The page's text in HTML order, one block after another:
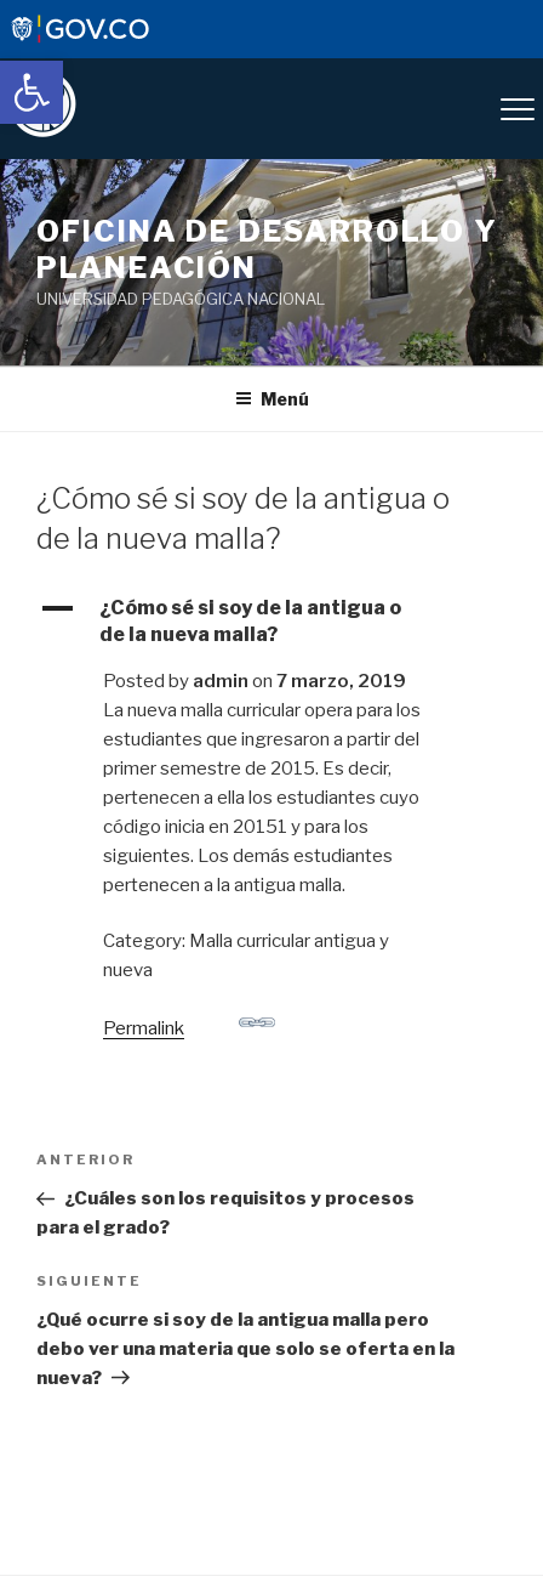
Abrir barra de herramientas
OFICINA DE DESARROLLO Y
PLANEACIÓN
UNIVERSIDAD PEDAGÓGICA NACIONAL
Menú
¿Cómo sé si soy de la antigua o
de la nueva malla?
A
¿Cómo sé si soy de la antigua o
de la nueva malla?
Posted by admin on 7 marzo, 2019
La nueva malla curricular opera para los
estudiantes que ingresaron a partir del
primer semestre de 2015. Es decir,
pertenecen a ella los estudiantes cuyo
código inicia en 20151 y para los
siguientes. Los demás estudiantes
pertenecen a la antigua malla.
Category: Malla curricular antigua y
nueva
Permalink
ANTERIOR
¿Cuáles son los requisitos y procesos
para el grado?
SIGUIENTE
¿Qué ocurre si soy de la antigua malla pero
debo ver una materia que solo se oferta en la
nueva?